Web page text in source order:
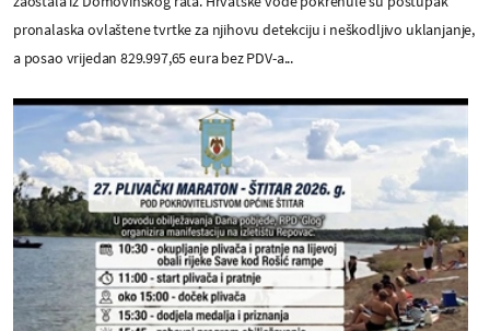
pronalaska ovlaštene tvrtke za njihovu detekciju i neškodljivo uklanjanje,
a posao vrijedan 829.997,65 eura bez PDV-a...